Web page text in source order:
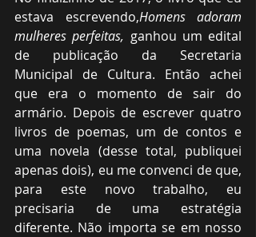
estava escrevendo,Homens adoram
mulheres perfeitas, ganhou um edital
de publicação da Secretaria
Municipal de Cultura. Então achei
que era o momento de sair do
armário. Depois de escrever quatro
livros de poemas, um de contos e
uma novela (desse total, publiquei
apenas dois), eu me convenci de que,
para este novo trabalho, eu
precisaria de uma estratégia
diferente. Não importa se em nosso